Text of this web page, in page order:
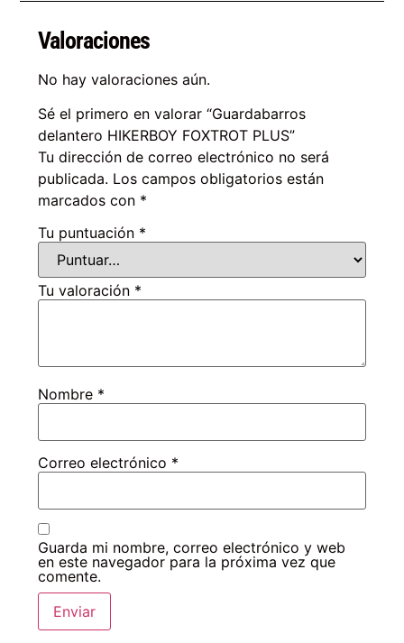
Valoraciones
No hay valoraciones aún.
Sé el primero en valorar “Guardabarros
delantero HIKERBOY FOXTROT PLUS”
Tu dirección de correo electrónico no será
publicada. Los campos obligatorios están
marcados con *
Tu puntuación *
Tu valoración *
Nombre *
Correo electrónico *
Guarda mi nombre, correo electrónico y web
en este navegador para la próxima vez que
comente.